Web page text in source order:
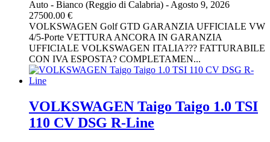
Auto - Bianco (Reggio di Calabria) - Agosto 9, 2026
27500.00 €
VOLKSWAGEN Golf GTD GARANZIA UFFICIALE VW
4/5-Porte VETTURA ANCORA IN GARANZIA
UFFICIALE VOLKSWAGEN ITALIA??? FATTURABILE
CON IVA ESPOSTA? COMPLETAMEN...
VOLKSWAGEN Taigo Taigo 1.0 TSI
110 CV DSG R-Line